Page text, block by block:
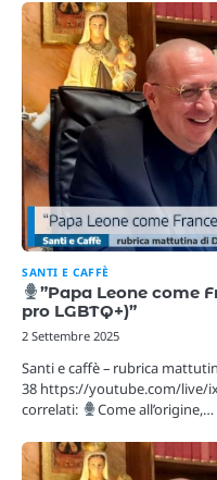
SANTI E CAFFÈ
”Papa Leone come
pro LGBTQ+)”
2 Settembre 2025
Santi e caffè – rubrica
38 https://youtube.com/live/
correlati:
Come all’origine,…